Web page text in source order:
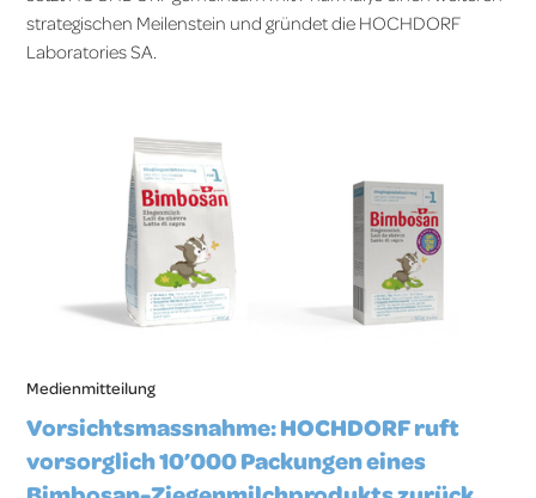
strategischen Meilenstein und gründet die HOCHDORF
Laboratories SA.
Medienmitteilung
Vorsichtsmassnahme: HOCHDORF ruft
vorsorglich 10’000 Packungen eines